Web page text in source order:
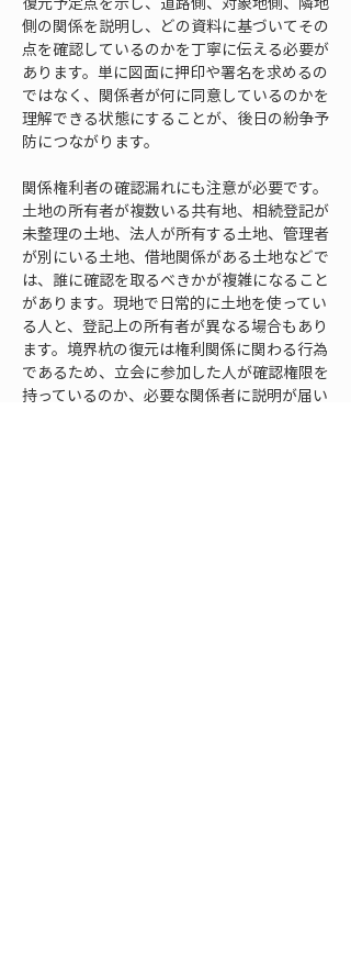
側の関係を説明し、どの資料に基づいてその
点を確認しているのかを丁寧に伝える必要が
あります。単に図面に押印や署名を求めるの
ではなく、関係者が何に同意しているのかを
理解できる状態にすることが、後日の紛争予
防につながります。
関係権利者の確認漏れにも注意が必要です。
土地の所有者が複数いる共有地、相続登記が
未整理の土地、法人が所有する土地、管理者
が別にいる土地、借地関係がある土地などで
は、誰に確認を取るべきかが複雑になること
があります。現地で日常的に土地を使ってい
る人と、登記上の所有者が異なる場合もあり
ます。境界杭の復元は権利関係に関わる行為
であるため、立会に参加した人が確認権限を
持っているのか、必要な関係者に説明が届い